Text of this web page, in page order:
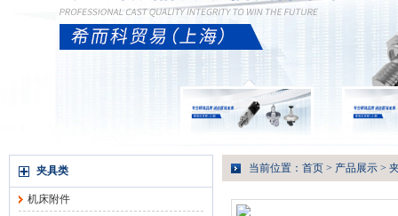
夹具类
机床附件
当前位置： 首页 > 产品展示 >